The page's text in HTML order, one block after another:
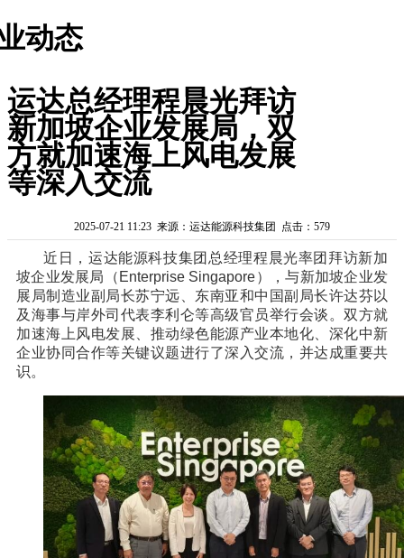
动态
运达总经理程晨光拜访
新加坡企业发展局，双
方就加速海上风电发展
等深入交流
2025-07-21 11:23 来源：运达能源科技集团 点击：579
近日，运达能源科技集团总经理程晨光率团拜访新加
坡企业发展局（Enterprise Singapore），与新加坡企业发
展局制造业副局长苏宁远、东南亚和中国副局长许达芬以
及海事与岸外司代表李利仑等高级官员举行会谈。双方就
加速海上风电发展、推动绿色能源产业本地化、深化中新
企业协同合作等关键议题进行了深入交流，并达成重要共
识。